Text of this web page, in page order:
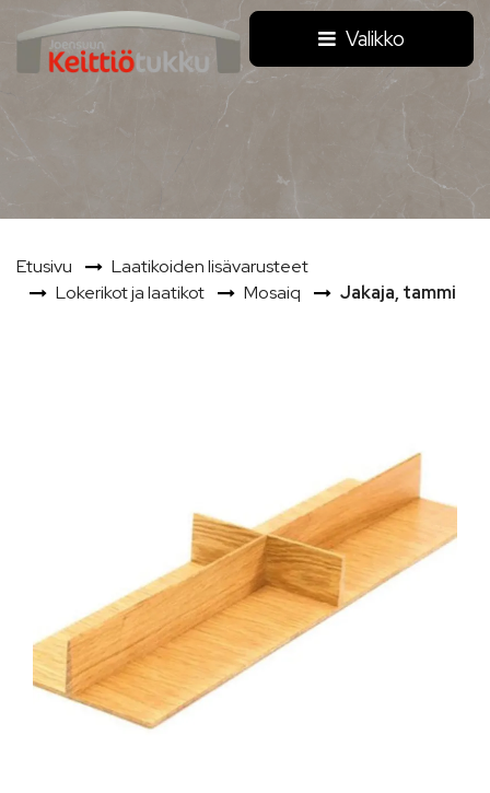
Siirry pääsisältöön
Valikko
Etusivu
Laatikoiden lisävarusteet
Lokerikot ja laatikot
Mosaiq Jakaja, tammi